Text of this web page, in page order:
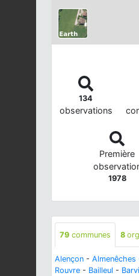
134
observations
Première
1978
79 communes 8
Alençon - Almenêches
Rouvre - Bailleul -